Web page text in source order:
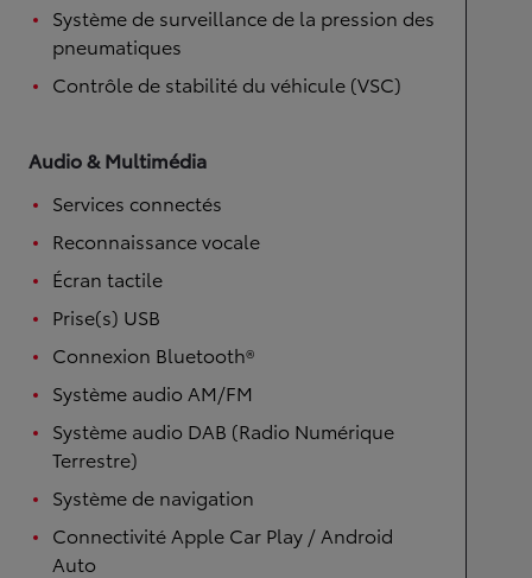
Système de surveillance de la pression des
pneumatiques
Contrôle de stabilité du véhicule (VSC)
Audio & Multimédia
Services connectés
Reconnaissance vocale
Écran tactile
Prise(s) USB
Connexion Bluetooth®
Système audio AM/FM
Système audio DAB (Radio Numérique
Terrestre)
Système de navigation
Connectivité Apple Car Play / Android
Auto